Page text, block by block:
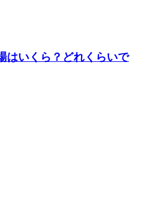
はいくら？どれくらいで